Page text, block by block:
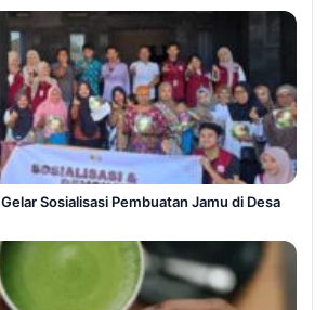
Sosialisasi Pembuatan Jamu di Desa